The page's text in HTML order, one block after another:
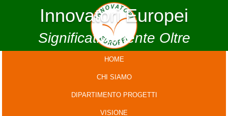
Innovatori Europei
Significativamente Oltre
HOME
CHI SIAMO
DIPARTIMENTO PROGETTI
VISIONE